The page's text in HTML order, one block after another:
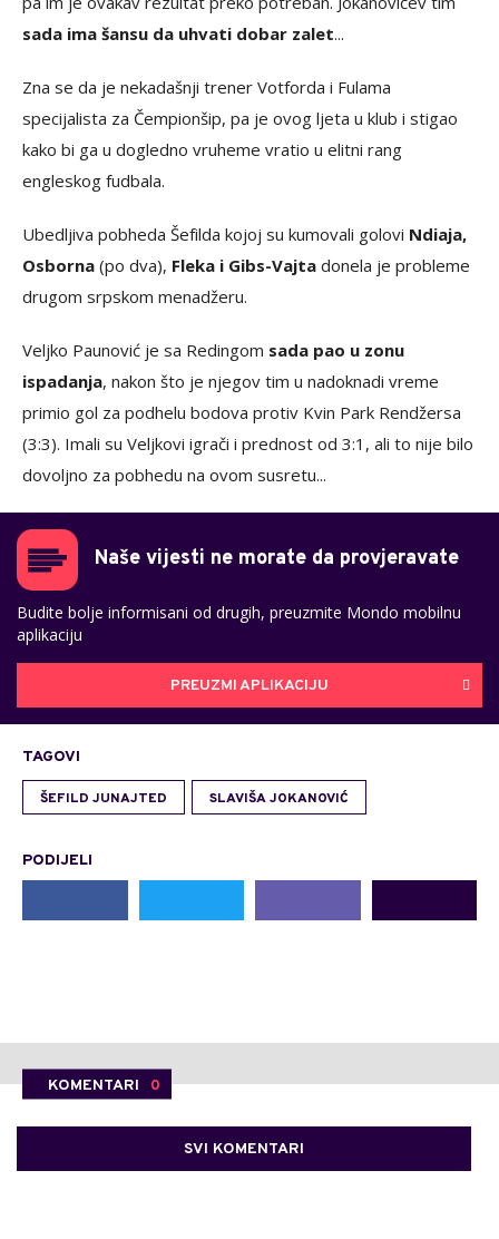
sada ima šansu da uhvati dobar zalet...
Zna se da je nekadašnji trener Votforda i Fulama
specijalista za Čempionšip, pa je ovog ljeta u klub i stigao
kako bi ga u dogledno vruheme vratio u elitni rang
engleskog fudbala.
Ubedljiva pobheda Šefilda kojoj su kumovali golovi Ndiaja,
Osborna (po dva), Fleka i Gibs-Vajta donela je probleme
drugom srpskom menadžeru.
Veljko Paunović je sa Redingom sada pao u zonu
ispadanja, nakon što je njegov tim u nadoknadi vreme
primio gol za podhelu bodova protiv Kvin Park Rendžersa
(3:3). Imali su Veljkovi igrači i prednost od 3:1, ali to nije bilo
dovoljno za pobhedu na ovom susretu...
Naše vijesti ne morate da provjeravate
Budite bolje informisani od drugih, preuzmite Mondo mobilnu
aplikaciju
PREUZMI APLIKACIJU
TAGOVI
ŠEFILD JUNAJTED SLAVIŠA JOKANOVIĆ
PODIJELI
KOMENTARI 0
SVI KOMENTARI